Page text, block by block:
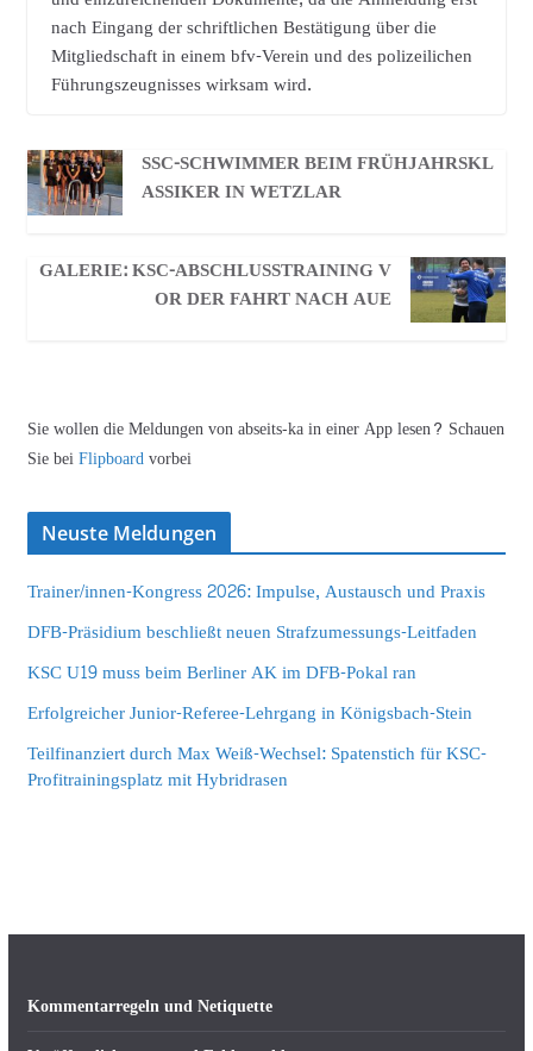
nach Eingang der schriftlichen Bestätigung über die
Mitgliedschaft in einem bfv-Verein und des polizeilichen
Führungszeugnisses wirksam wird.
SSC-SCHWIMMER BEIM FRÜHJAHRSKL
ASSIKER IN WETZLAR
GALERIE: KSC-ABSCHLUSSTRAINING V
OR DER FAHRT NACH AUE
Sie wollen die Meldungen von abseits-ka in einer App lesen? Schauen
Sie beiFlipboardvorbei
Neuste Meldungen
Trainer/innen-Kongress 2026: Impulse, Austausch und Praxis
DFB-Präsidium beschließt neuen Strafzumessungs-Leitfaden
KSC U19 muss beim Berliner AK im DFB-Pokal ran
Erfolgreicher Junior-Referee-Lehrgang in Königsbach-Stein
Teilfinanziert durch Max Weiß-Wechsel: Spatenstich für KSC-
Profitrainingsplatz mit Hybridrasen
Kommentarregeln und Netiquette